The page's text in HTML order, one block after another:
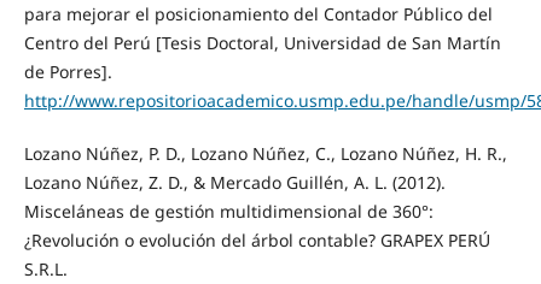
para mejorar el posicionamiento del Contador Público del
Centro del Perú [Tesis Doctoral, Universidad de San Martín
de Porres].
http://www.repositorioacademico.usmp.edu.pe/handle/usmp/
Lozano Núñez, P. D., Lozano Núñez, C., Lozano Núñez, H. R.,
Lozano Núñez, Z. D., & Mercado Guillén, A. L. (2012).
Misceláneas de gestión multidimensional de 360°:
¿Revolución o evolución del árbol contable? GRAPEX PERÚ
S.R.L.